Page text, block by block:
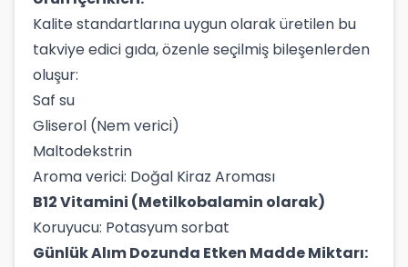
Kalite standartlarına uygun olarak üretilen bu
takviye edici gıda, özenle seçilmiş bileşenlerden
oluşur:
Saf su
Gliserol (Nem verici)
Maltodekstrin
Aroma verici: Doğal Kiraz Aroması
B12 Vitamini (Metilkobalamin olarak)
Koruyucu: Potasyum sorbat
Günlük Alım Dozunda Etken Madde Miktarı: